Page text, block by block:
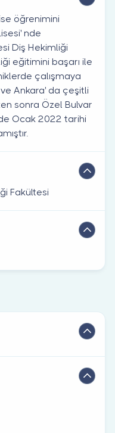
öğrenimini
nde
Diş Hekimliği
eğitimini başarı ile
çalışmaya
Ankara' da çeşitli
sonra Özel Bulvar
Ocak 2022 tarihi
Fakültesi